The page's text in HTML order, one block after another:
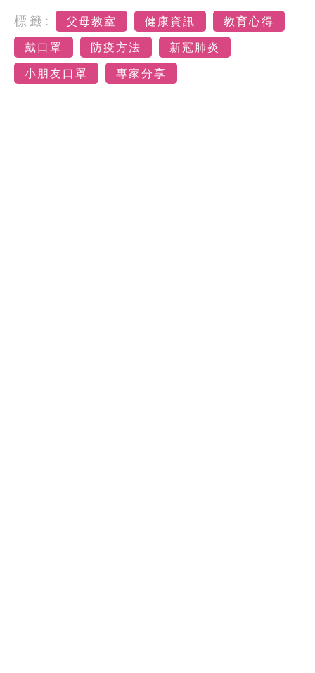
標籤: 父母教室 健康資訊
教育心得
戴口罩
防疫方法
新冠肺炎
小朋友口罩
專家分享